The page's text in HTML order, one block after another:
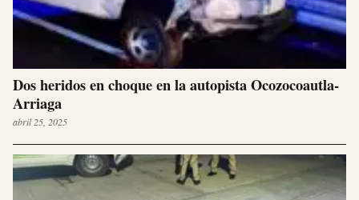
Dos heridos en choque en la autopista Ocozocoautla-
Arriaga
abril 25, 2025